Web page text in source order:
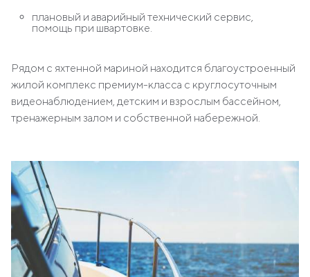
плановый и аварийный технический сервис,
помощь при швартовке.
Рядом с яхтенной мариной находится благоустроенный
жилой комплекс премиум-класса с круглосуточным
видеонаблюдением, детским и взрослым бассейном,
тренажерным залом и собственной набережной.